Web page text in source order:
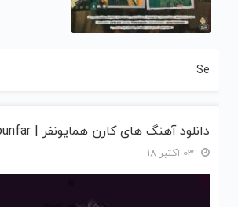
Se
دانلود آهنگ های کارن همایونفر | Karen Homayounfar